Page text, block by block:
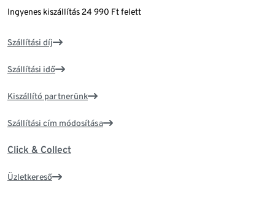
Ingyenes kiszállítás 24 990 Ft felett
Szállítási díj
Szállítási idő
Kiszállító partnerünk
Szállítási cím módosítása
Click & Collect
Üzletkereső